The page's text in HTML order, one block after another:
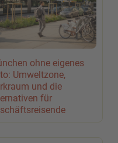
ohne eigenes
Umweltzone,
und die
für